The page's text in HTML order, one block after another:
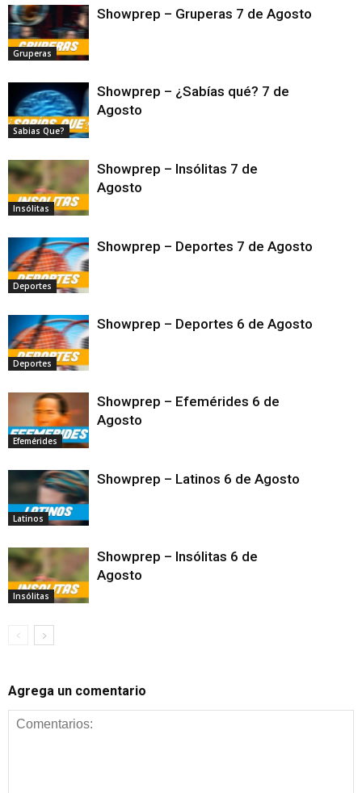
Gruperas
Showprep – Gruperas 7 de Agosto
Sabias Que?
Showprep – ¿Sabías qué? 7 de
Agosto
Insólitas
Showprep – Insólitas 7 de
Agosto
Deportes
Showprep – Deportes 7 de Agosto
Deportes
Showprep – Deportes 6 de Agosto
Efemérides
Showprep – Efemérides 6 de
Agosto
Latinos
Showprep – Latinos 6 de Agosto
Insólitas
Showprep – Insólitas 6 de
Agosto
Agrega un comentario